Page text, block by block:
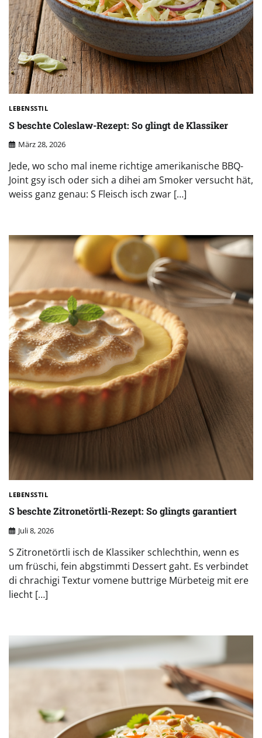
LEBENSSTIL
S beschte Coleslaw-Rezept: So glingt de Klassiker
März 28, 2026
Jede, wo scho mal ineme richtige amerikanische BBQ-
Joint gsy isch oder sich a dihei am Smoker versucht hät,
weiss ganz genau: S Fleisch isch zwar […]
LEBENSSTIL
S beschte Zitronetörtli-Rezept: So glingts garantiert
Juli 8, 2026
S Zitronetörtli isch de Klassiker schlechthin, wenn es
um früschi, fein abgstimmti Dessert gaht. Es verbindet
di chrachigi Textur vomene buttrige Mürbeteig mit ere
liecht […]